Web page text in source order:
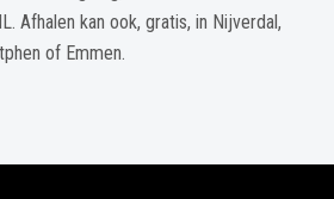
Afhalen kan ook, gratis, in Nijverdal,
of Emmen.